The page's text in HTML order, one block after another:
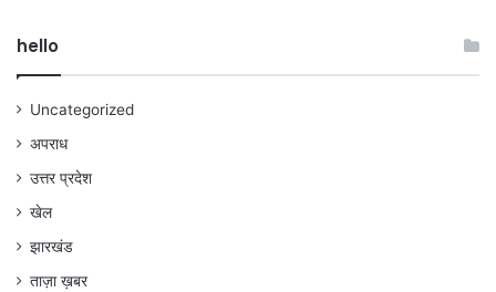
hello
Uncategorized
अपराध
उत्तर प्रदेश
खेल
झारखंड
ताज़ा ख़बर